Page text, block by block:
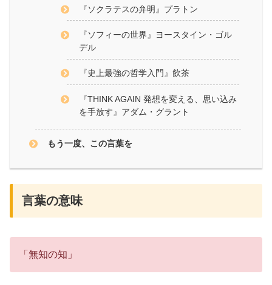
『ソクラテスの弁明』プラトン
『ソフィーの世界』ヨースタイン・ゴル
デル
『史上最強の哲学入門』飲茶
『THINK AGAIN 発想を変える、思い込み
を手放す』アダム・グラント
もう一度、この言葉を
言葉の意味
「無知の知」